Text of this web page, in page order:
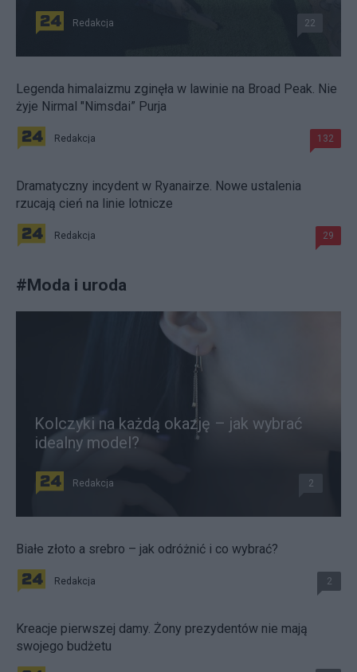
Redakcja 22
Legenda himalaizmu zginęła w lawinie na Broad Peak. Nie
żyje Nirmal "Nimsdai” Purja
Redakcja 132
Dramatyczny incydent w Ryanairze. Nowe ustalenia
rzucają cień na linie lotnicze
Redakcja 29
#Moda i uroda
Kolczyki na każdą okazję – jak wybrać
idealny model?
Redakcja 2
Białe złoto a srebro – jak odróżnić i co wybrać?
Redakcja 2
Kreacje pierwszej damy. Żony prezydentów nie mają
swojego budżetu